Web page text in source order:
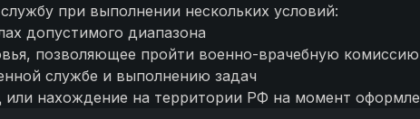
при выполнении нескольких условий:
допустимого диапазона
позволяющее пройти военно-врачебную комиссию
службе и выполнению задач
или нахождение на территории РФ на момент